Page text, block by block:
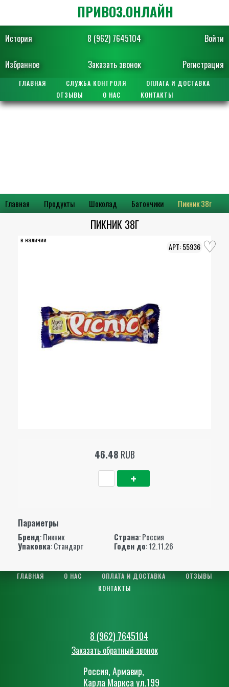
История 8 (962) 7645104 Войти
Избранное Заказать звонок Регистрация
ПРИВОЗ.ОНЛАЙН
ГЛАВНАЯ СЛУЖБА КОНТРОЛЯ
ОПЛАТА И ДОСТАВКА
ОТЗЫВЫ
О НАС КОНТАКТЫ
Главная Продукты Шоколад Батончики Пикник 38г
ПИКНИК 38Г
в наличии
55936
46.48 RUB
Параметры
Бренд:Пикник Страна: Россия
Упаковка: Стандарт Годен до: 12.11.26
ГЛАВНАЯ О НАС ОПЛАТА И ДОСТАВКА
ОТЗЫВЫ
КОНТАКТЫ
8 (962) 7645104
Заказать обратный звонок
Россия, Армавир,
Карла Маркса ул.199